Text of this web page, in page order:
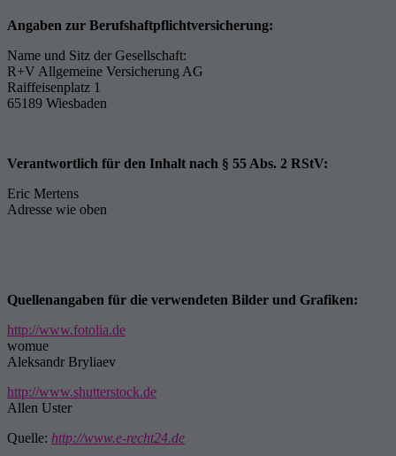
Angaben zur Berufshaftpflichtversicherung:
Name und Sitz der Gesellschaft:
R+V Allgemeine Versicherung AG
Raiffeisenplatz 1
65189 Wiesbaden
Verantwortlich für den Inhalt nach § 55 Abs. 2 RStV:
Eric Mertens
Adresse wie oben
Quellenangaben für die verwendeten Bilder und Grafiken:
http://www.fotolia.de
womue
Aleksandr Bryliaev
http://www.shutterstock.de
Allen Uster
Quelle: http://www.e-recht24.de